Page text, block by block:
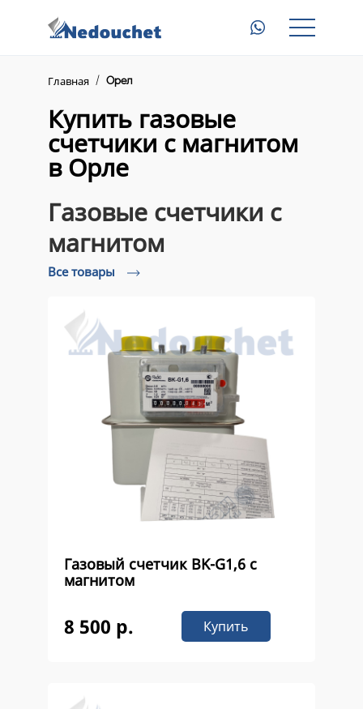
Главная
Электросчетчики с пультом
Приборы для электросчетчиков
Контакты
8 (945) 345 23 46
Главная Орел
Купить газовые
счетчики с магнитом
в Орле
Газовые счетчики с
магнитом
Все товары
Газовый счетчик ВK-G1,6 с
магнитом
8 500 р. Купить